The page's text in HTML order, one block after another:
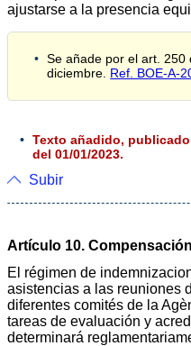
ajustarse a la presencia
Se añade por el art.
diciembre. Ref. BOE-A-
Texto añadido,
del 01/01/2023.
Subir
Artículo 10.
El régimen de
asistencias a las reuniones
diferentes comités de la
tareas de evaluación y
determinará